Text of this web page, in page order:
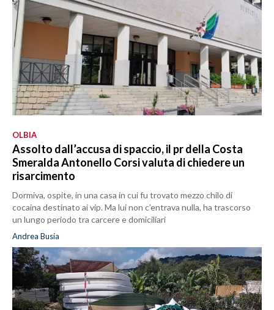
OLBIA
Assolto dall’accusa di spaccio, il pr della Costa
Smeralda Antonello Corsi valuta di chiedere un
risarcimento
Dormiva, ospite, in una casa in cui fu trovato mezzo chilo di
cocaina destinato ai vip. Ma lui non c’entrava nulla, ha trascorso
un lungo periodo tra carcere e domiciliari
Andrea Busia